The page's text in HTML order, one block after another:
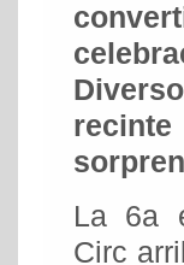
La 6a
Circ